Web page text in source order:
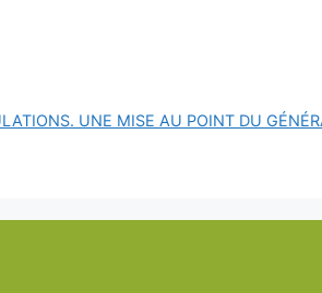
UNE MISE AU POINT DU